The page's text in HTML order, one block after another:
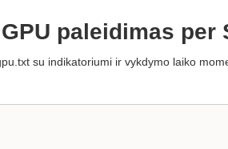
paleidimas per
su indikatoriumi ir vykdymo laiko